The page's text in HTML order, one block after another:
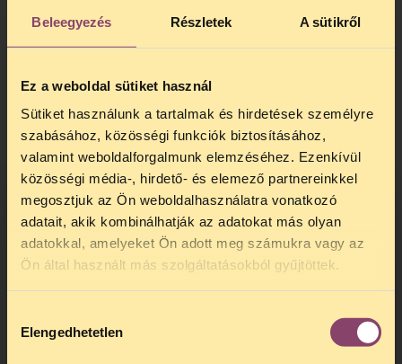
Beleegyezés Részletek A sütikről
Ez a weboldal sütiket használ
Sütiket használunk a tartalmak és hirdetések személyre
szabásához, közösségi funkciók biztosításához,
valamint weboldalforgalmunk elemzéséhez. Ezenkívül
közösségi média-, hirdető- és elemező partnereinkkel
megosztjuk az Ön weboldalhasználatra vonatkozó
adatait, akik kombinálhatják az adatokat más olyan
adatokkal, amelyeket Ön adott meg számukra vagy az
Ön által használt más szolgáltatásokból gyűjtöttek.
kiválasztása
Elengedhetetlen
privacy korlátozása során napvilágra,
amelyeknek a megfigyelt, megvizsgált
vagy egyáltalán nem is szándékozott
megtudni.
Biometrikus azonosítók – Ujjlenyomat
Genetikai adatvédelem
Kábítószer teszt
TELEFONOS JOGSEGÉLY
SZÜNET!
hogytelefonos jogsegélyünk július 27 és